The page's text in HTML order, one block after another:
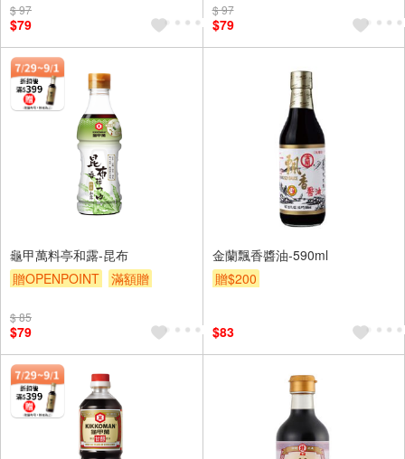
$ 97
$79
$ 97
$79
龜甲萬料亭和露-昆布
贈OPENPOINT
滿額贈
$ 85
$79
金蘭飄香醬油-590ml
贈$200
$83